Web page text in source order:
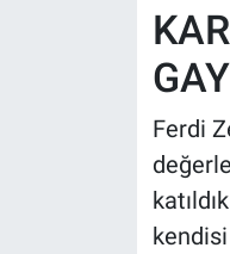
Ferdi